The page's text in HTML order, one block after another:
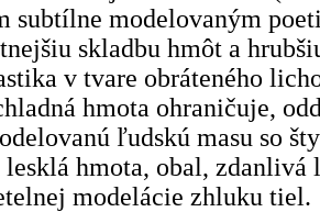
subtílne modelovaným
skladbu hmôt a
v tvare obráteného
hmota ohraničuje,
ľudskú masu so
hmota, obal, zdanlivá
modelácie zhluku tiel.